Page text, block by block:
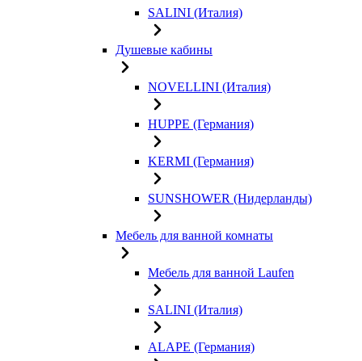
SALINI (Италия)
Душевые кабины
NOVELLINI (Италия)
HUPPE (Германия)
KERMI (Германия)
SUNSHOWER (Нидерланды)
Мебель для ванной комнаты
Мебель для ванной Laufen
SALINI (Италия)
ALAPE (Германия)